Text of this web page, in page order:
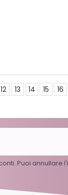
12 13 14 15 16
Puoi annullare